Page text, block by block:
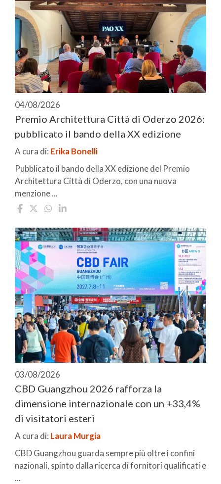
04/08/2026
Premio Architettura Città di Oderzo 2026:
pubblicato il bando della XX edizione
A cura di: Erika Bonelli
Pubblicato il bando della XX edizione del Premio
Architettura Città di Oderzo, con una nuova
menzione ...
03/08/2026
CBD Guangzhou 2026 rafforza la
dimensione internazionale con un +33,4%
di visitatori esteri
A cura di: Laura Murgia
CBD Guangzhou guarda sempre più oltre i confini
nazionali, spinto dalla ricerca di fornitori qualificati e
...